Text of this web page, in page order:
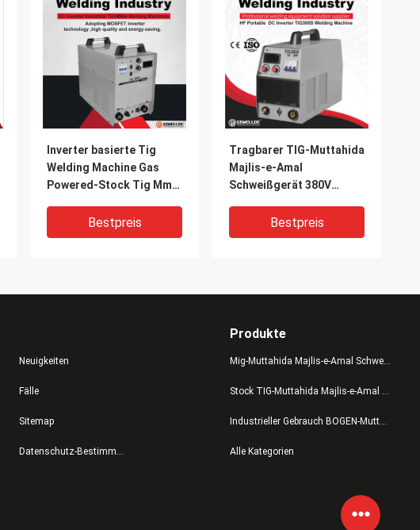
Inverter basierte Tig
Welding Machine Gas
Powered-Stock Tig Mma
Mos Welding Machine
Bestpreis
Tragbarer TIG-Muttahida
Majlis-e-Amal
Schweißgerät 380V
Energieeinsparung DC-
Schweißer
Bestpreis
Draht-Zufuhr-
Schweißgerät-
Fernsteuerungsinverter
der funktions-AC380V
Neuigkeiten
Fälle
Sitemap
Datenschutz-Bestimmungen
Produkte
Mig-Muttahida Majlis-e-Amal Schweißer
Stock TIG-Muttahida Majlis-e-Amal Schweißer
Industrieller Gebrauch BOGEN-Muttahida Majlis-e-Amal Schweißer
Alle Kategorien